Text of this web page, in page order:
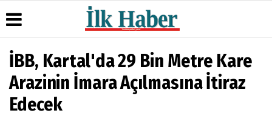
Üye Paneli
Haber
Arşivi
Durumu
Yazarları
Künye
İletişim
İBB, Kartal'da 29 Bin Metre Kare
Arazinin İmara Açılmasına İtiraz
Edecek